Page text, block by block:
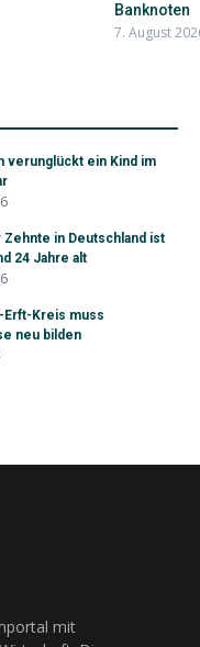
Banknoten
7. August
verunglückt ein Kind im
Zehnte in Deutschland ist
24 Jahre alt
Erft-Kreis muss
neu bilden
mit